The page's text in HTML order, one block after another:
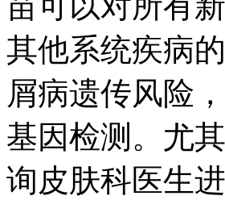
其他系统疾病
屑病遗传风险
基因检测。尤
询皮肤科医生进